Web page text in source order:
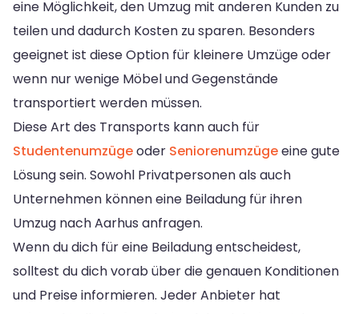
eine Möglichkeit, den Umzug mit anderen Kunden zu
teilen und dadurch Kosten zu sparen. Besonders
geeignet ist diese Option für kleinere Umzüge oder
wenn nur wenige Möbel und Gegenstände
transportiert werden müssen.
Diese Art des Transports kann auch für
Studentenumzügeoder Seniorenumzügeeine gute
Lösung sein. Sowohl Privatpersonen als auch
Unternehmen können eine Beiladung für ihren
Umzug nach Aarhus anfragen.
Wenn du dich für eine Beiladung entscheidest,
solltest du dich vorab über die genauen Konditionen
und Preise informieren. Jeder Anbieter hat